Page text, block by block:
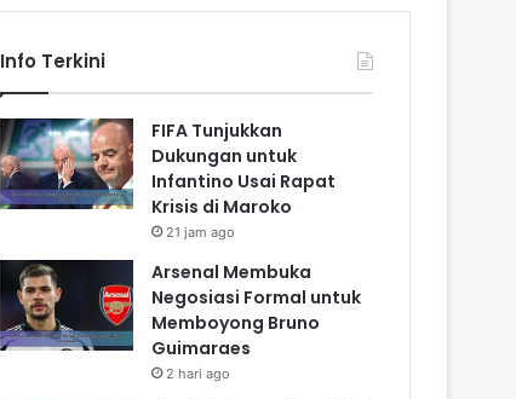
Info Terkini
FIFA Tunjukkan
Dukungan untuk
Infantino Usai Rapat
Krisis di Maroko
21 jam ago
Arsenal Membuka
Negosiasi Formal untuk
Memboyong Bruno
Guimaraes
2 hari ago